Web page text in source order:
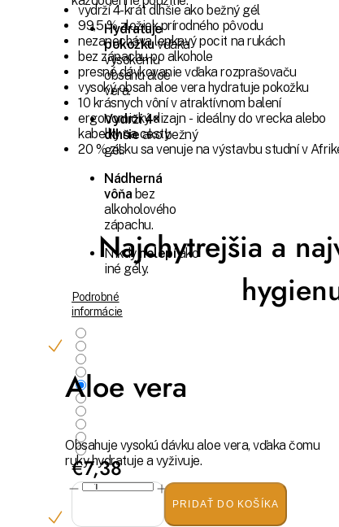
Hydratuje
pokožkuvďaka
vysokému
obsahu aloe
vera.
Vydrží 4×
dlhšieako bežný
gél.
Nádherná
vôňa bez
alkoholového
zápachu.
Nikdy nelepíako
iné gély.
Podrobné
informácie
€7,38
PRIDAŤ DO KOŠÍKA
vydrží 4-krát dlhšie ako bežný gél
99,5 % zložiek prírodného pôvodu
nezanecháva lepkavý pocit na rukách
bez zápachu po alkohole
presné dávkovanie vďaka rozprašovaču
vysoký obsah aloe vera hydratuje pokožku
10 krásnych vôní v atraktívnom balení
ergonomický dizajn - ideálny do vrecka alebo
kabelky na cesty
20 % zisku sa venuje na výstavbu studní v
Najchytrejšia a
Aloe vera
Obsahuje vysokú dávku aloe vera, vďaka čomu
ruky hydratuje a vyživuje.